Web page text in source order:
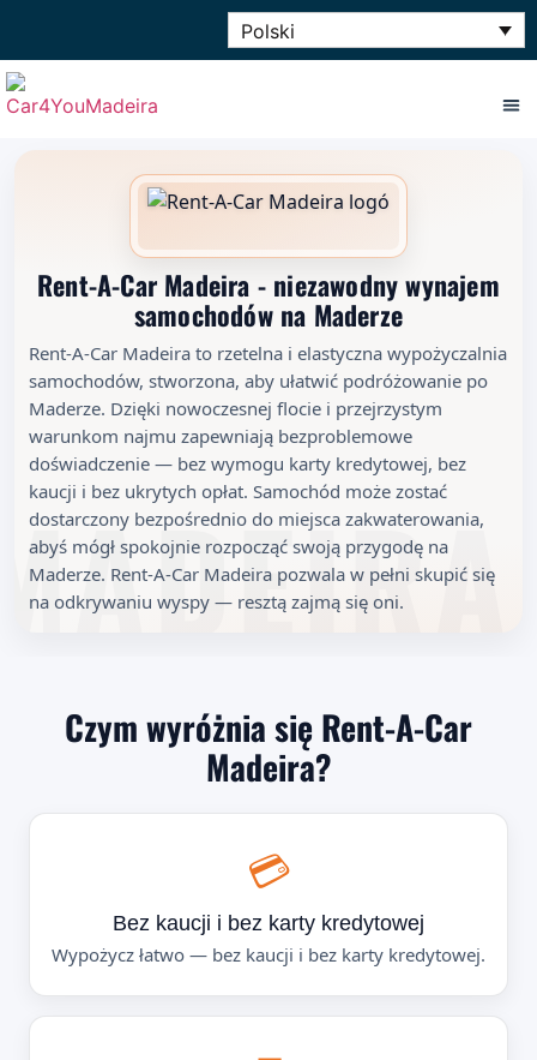
Polski
Rent-A-Car Madeira - niezawodny wynajem
samochodów na Maderze
Rent-A-Car Madeira to rzetelna i elastyczna wypożyczalnia
samochodów, stworzona, aby ułatwić podróżowanie po
Maderze. Dzięki nowoczesnej flocie i przejrzystym
warunkom najmu zapewniają bezproblemowe
doświadczenie — bez wymogu karty kredytowej, bez
kaucji i bez ukrytych opłat. Samochód może zostać
dostarczony bezpośrednio do miejsca zakwaterowania,
abyś mógł spokojnie rozpocząć swoją przygodę na
Maderze. Rent-A-Car Madeira pozwala w pełni skupić się
na odkrywaniu wyspy — resztą zajmą się oni.
Czym wyróżnia się Rent-A-Car
Madeira?
💳
Bez kaucji i bez karty kredytowej
Wypożycz łatwo — bez kaucji i bez karty kredytowej.